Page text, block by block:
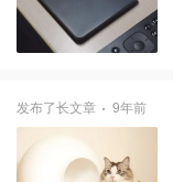
发布了长文章 9年前